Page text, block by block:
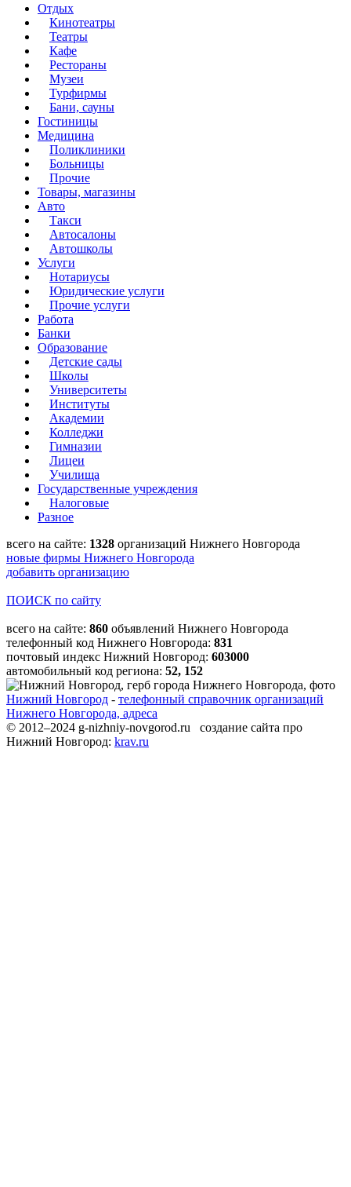
Отдых
Кинотеатры
Театры
Кафе
Рестораны
Музеи
Турфирмы
Бани, сауны
Гостиницы
Медицина
Поликлиники
Больницы
Прочие
Товары, магазины
Авто
Такси
Автосалоны
Автошколы
Услуги
Нотариусы
Юридические услуги
Прочие услуги
Работа
Банки
Образование
Детские сады
Школы
Университеты
Институты
Академии
Колледжи
Гимназии
Лицеи
Училища
Государственные учреждения
Налоговые
Разное
всего на сайте: 1328 организаций Нижнего Новгорода
новые фирмы Нижнего Новгорода
добавить организацию
ПОИСК по сайту
всего на сайте: 860 объявлений Нижнего Новгорода
телефонный код Нижнего Новгорода: 831
почтовый индекс Нижний Новгород: 603000
автомобильный код региона: 52, 152
Нижний Новгород - телефонный справочник организаций
Нижнего Новгорода, адреса
© 2012–2024 g-nizhniy-novgorod.ru создание сайта про
Нижний Новгород: krav.ru